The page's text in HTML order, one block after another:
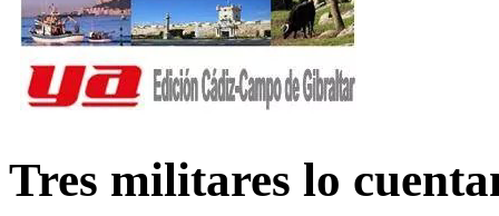
Tres militares lo